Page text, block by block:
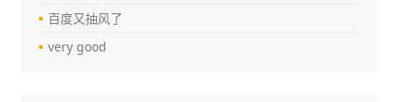
百度又抽风了
very good